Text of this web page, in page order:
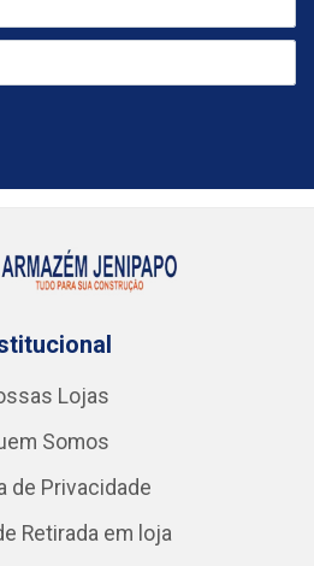
Lojas
Somos
de Privacidade
Retirada em loja